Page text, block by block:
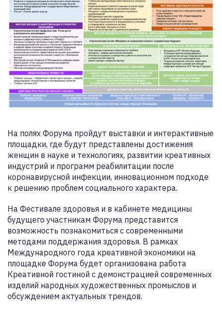
На полях Форума пройдут выставки и интерактивные
площадки, где будут представлены достижения
женщин в науке и технологиях, развитии креативных
индустрий и программ реабилитации после
коронавирусной инфекции, инновационном подходе
к решению проблем социального характера.
На Фестивале здоровья и в кабинете медицины
будущего участникам Форума представится
возможность познакомиться с современными
методами поддержания здоровья. В рамках
Международного года креативной экономики на
площадке Форума будет организована работа
Креативной гостиной с демонстрацией современных
изделий народных художественных промыслов и
обсуждением актуальных трендов.